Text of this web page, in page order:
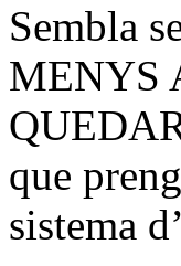
Sembla
MENYS
que
sistema